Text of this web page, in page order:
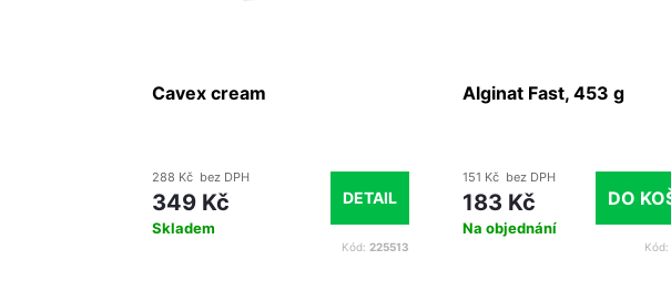
Cavex cream
288 Kč bez DPH
349 Kč
Skladem
DETAIL
Kód: 225513
Alginat Fast, 453 g
151 Kč bez DPH
183 Kč
Na objednání
DO
Kód: